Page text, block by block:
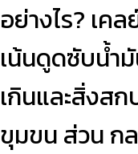
อย่างไร? เค
เน้นดูดซับน้ำ
เกินและสิ่งส
ขุมขน ส่วน ก